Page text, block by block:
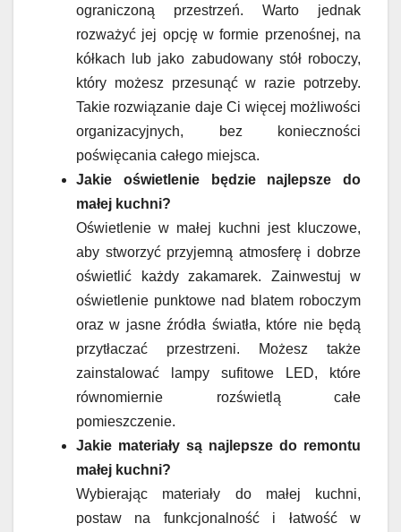
ograniczoną przestrzeń. Warto jednak
rozważyć jej opcję w formie przenośnej, na
kółkach lub jako zabudowany stół roboczy,
który możesz przesunąć w razie potrzeby.
Takie rozwiązanie daje Ci więcej możliwości
organizacyjnych, bez konieczności
poświęcania całego miejsca.
Jakie oświetlenie będzie najlepsze do
małej kuchni?
Oświetlenie w małej kuchni jest kluczowe,
aby stworzyć przyjemną atmosferę i dobrze
oświetlić każdy zakamarek. Zainwestuj w
oświetlenie punktowe nad blatem roboczym
oraz w jasne źródła światła, które nie będą
przytłaczać przestrzeni. Możesz także
zainstalować lampy sufitowe LED, które
równomiernie rozświetlą całe
pomieszczenie.
Jakie materiały są najlepsze do remontu
małej kuchni?
Wybierając materiały do małej kuchni,
postaw na funkcjonalność i łatwość w